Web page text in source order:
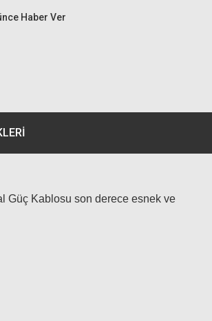
Haber Ver
Güç Kablosu son derece esnek ve